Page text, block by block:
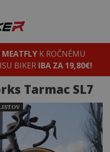
MEATFLYK ROČNÉMU
BIKER IBA ZA 19,80€!
Tarmac SL7